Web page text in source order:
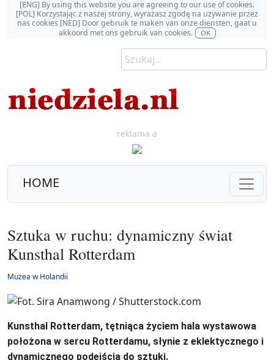
[ENG] By using this website you are agreeing to our use of cookies.
[POL] Korzystając z naszej strony, wyrażasz zgodę na używanie przez
nas cookies [NED] Door gebruik te maken van onze diensten, gaat u
akkoord met ons gebruik van cookies.
OK
reklama a
HOME
Sztuka w ruchu: dynamiczny świat
Kunsthal Rotterdam
Muzea w Holandii
Kunsthal Rotterdam, tętniąca życiem hala wystawowa
położona w sercu Rotterdamu, słynie z eklektycznego i
dynamicznego podejścia do sztuki.